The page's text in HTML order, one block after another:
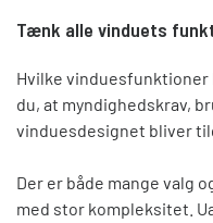
Tænk alle vinduets
Hvilke vinduesfunktioner
du, at myndighedskrav,
vinduesdesignet bliver
Der er både mange valg
med stor kompleksitet.